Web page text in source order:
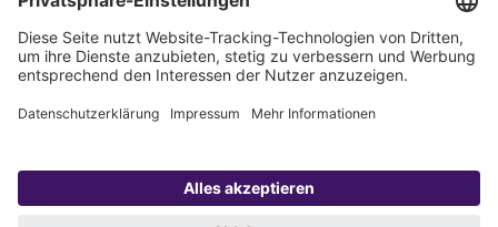
Jetzt anmelden
Datenschutz Impressum